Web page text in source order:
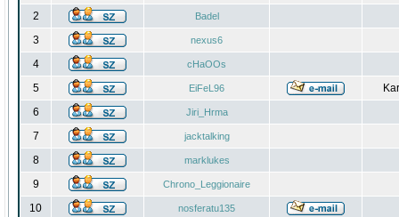
2 Badel
3 nexus6
4 cHaOOs
5 EiFeL96
6
Jiri_Hrma
7 jacktalking
8 marklukes
9 Chrono_Leggionaire
10 nosferatu135